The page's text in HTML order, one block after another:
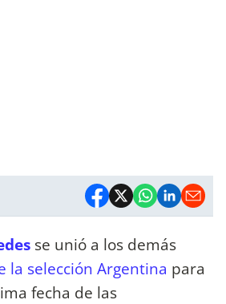
se unió a los demás
la selección Argentina para
fecha de las